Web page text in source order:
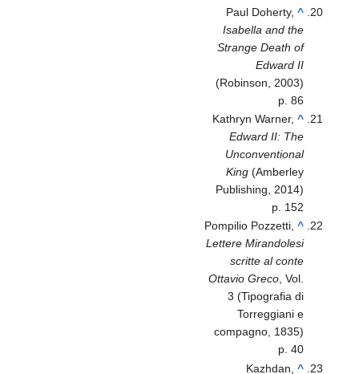
^
Paul Doherty,
Isabella and the
Strange Death of
Edward II
(Robinson, 2003)
p. 86
^
Kathryn Warner,
Edward II: The
Unconventional
King (Amberley
Publishing, 2014)
p. 152
^
Pompilio Pozzetti,
Lettere Mirandolesi
scritte al conte
Ottavio Greco, Vol.
3 (Tipografia di
Torreggiani e
compagno, 1835)
p. 40
^
Kazhdan,